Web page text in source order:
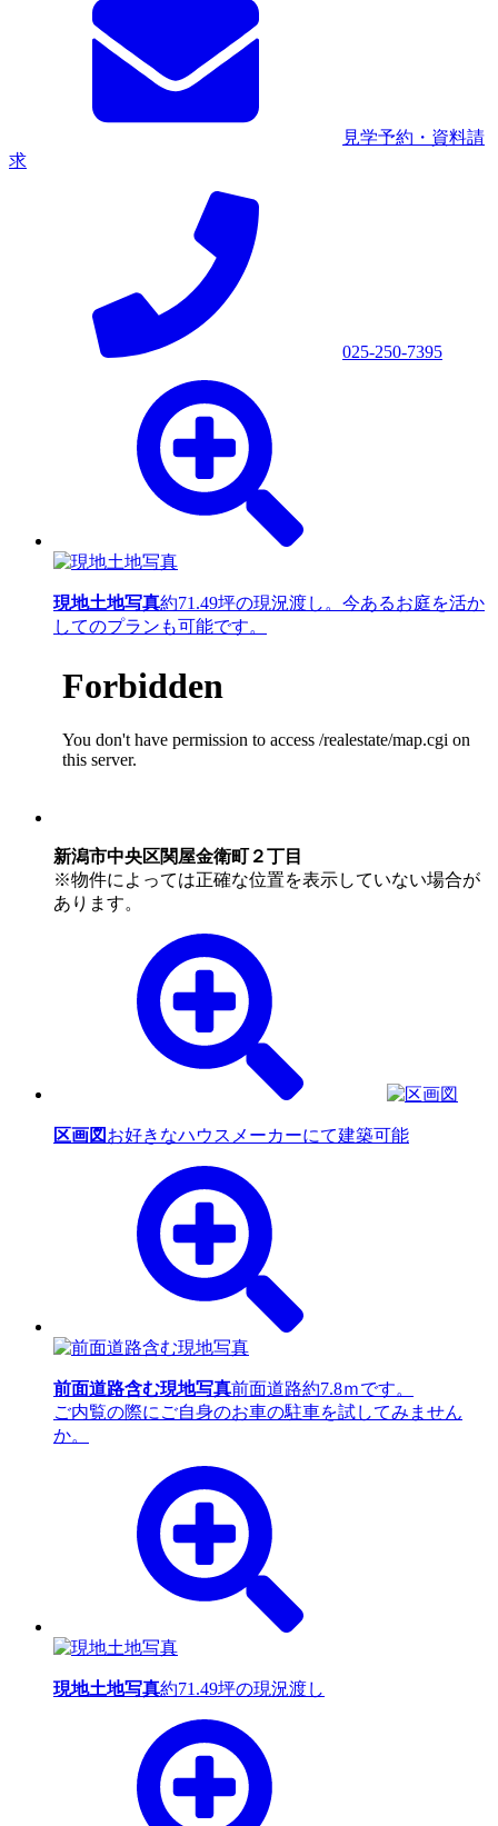
見学予約・資料請
求
025-250-7395
現地土地写真約71.49坪の現況渡し。今あるお庭を活か
してのプランも可能です。
新潟市中央区関屋金衛町２丁目
※物件によっては正確な位置を表示していない場合が
あります。
区画図 お好きなハウスメーカーにて建築可能
前面道路含む現地写真前面道路約7.8ｍです。
ご内覧の際にご自身のお車の駐車を試してみません
か。
現地土地写真約71.49坪の現況渡し